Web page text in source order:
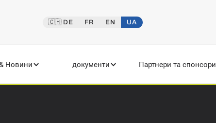
🇨🇭 DE FR EN UA
Новини документи Партнери та спонсори